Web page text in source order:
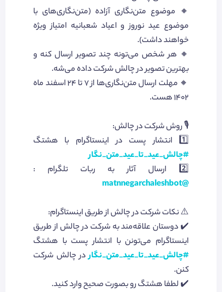
🔸 موضوع متن‌نگاری آزاده (متن‌نگاری‌های با
موضوع عید نوروز و اعیاد شعبانیه امتیاز ویژه
خواهند داشت).
🔸 هر شخص می‌تونه چند تصویر ارسال کنه و
بهترین تصویر در چالش شرکت داده می‌شه.
🔸 مهلت ارسال متن‌نگاری‌ها از ۷ تا ۲۴ اسفند ماه
۱۴۰۲ هست.
🎙 روش شرکت در چالش:
1️⃣ انتشار پست در اینستاگرام با هشتگ
#چالش_عید_تا_عید_متن_نگار
2️⃣ ارسال آثار به ربات تلگرام :
@matnnegarchaleshbot
⚠️ نکات شرکت در چالش از طریق اینستاگرام:
✔️ دوستان علاقه‌مند به شرکت در چالش از طریق
اینستاگرام می‌تونن با انتشار پست با هشتگ
#چالش_عید_تا_عید_متن_نگاردر چالش شرکت
کنن.
✔️ لطفا هشتگ رو بصورت صحیح وارد کنید.